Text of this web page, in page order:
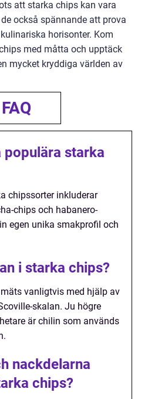
att starka chips kan vara
också spännande att prova
horisonter. Kom
med måtta och upptäck
mycket kryddiga världen av
FAQ
populära starka
chipssorter inkluderar
chips och habanero-
egen unika smakprofil och
i starka chips?
vanligtvis med hjälp av
skalan. Ju högre
är chilin som används
nackdelarna
chips?